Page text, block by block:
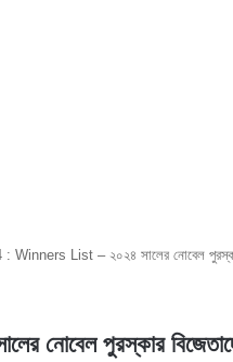
List – ২০২৪ সালের নোবেল পুরস্কার
পুরস্কার